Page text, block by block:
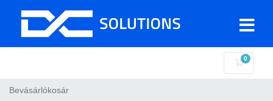
0
Bevásárlókosár